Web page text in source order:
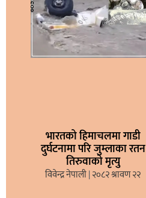
भारतको हिमाचलमा गाडी
दुर्घटनामा परि जुम्लाका रतन
तिरुवाको मृत्यु
विवेन्द्र नेपाली २०८२ श्रावण २२